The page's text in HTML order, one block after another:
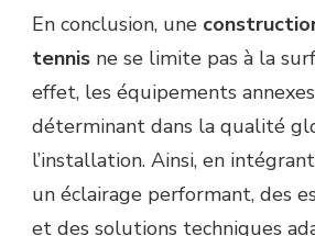
En conclusion, une
tennis ne se limite pas à la
effet, les équipements
déterminant dans la qualité
l’installation. Ainsi, en
un éclairage performant, des
et des solutions techniques